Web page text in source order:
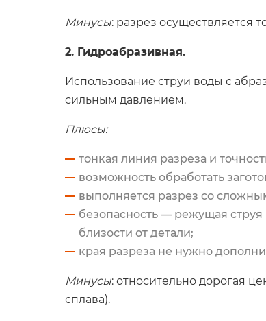
Минусы: разрез осуществляется
2. Гидроабразивная.
Использование струи воды с
сильным давлением.
Плюсы:
тонкая линия разреза и
возможность обработать
выполняется разрез со
безопасность — режущая
близости от детали;
края разреза не нужно
Минусы: относительно дорогая
сплава).